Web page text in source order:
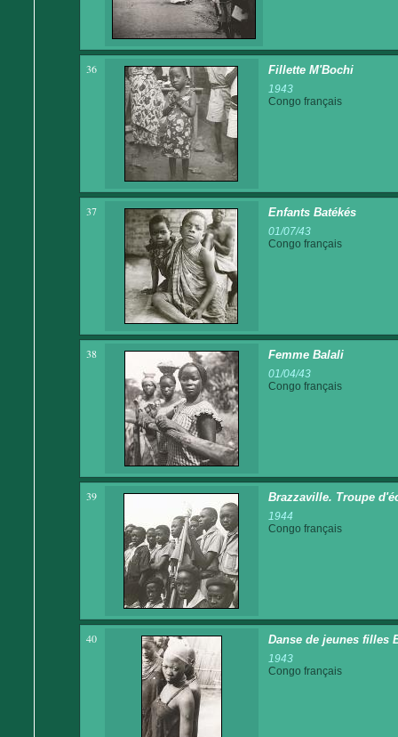
36 Fillette M'Bochi
1943
Congo français
37 Enfants Batékés
01/07/43
Congo français
38 Femme Balali
01/04/43
Congo français
39 Brazzaville. Troupe
1944
Congo français
40 Danse de jeunes filles
1943
Congo français